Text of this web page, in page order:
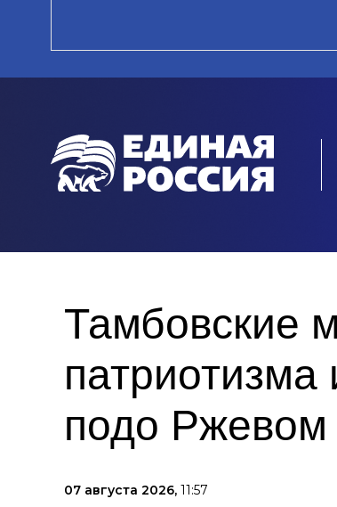
Тамбовские
подо Ржевом
07 августа 2026, 11:57